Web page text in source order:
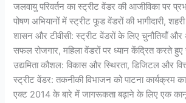
जलवायु परिवर्तन का स्ट्रीट वेंडर की आजीविका पर
पोषण अभियानों में स्ट्रीट फूड वेंडरों की भागीदारी,
शासन और टीवीसी: स्ट्रीट वेंडरों के लिए चुनौतियाँ
सफल रोजगार, महिला वेंडरों पर ध्यान केंद्रित करते हुए
उद्यमिता कौशल: विकास और स्थिरता, डिजिटल और
स्ट्रीट वेंडर: तकनीकी विभाजन को पाटना कार्यक्रम
एक्ट 2014 के बारे में जागरूकता बढ़ाने के लिए एक